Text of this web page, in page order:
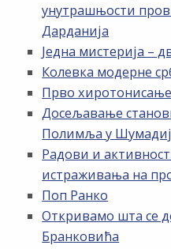
унутрашњости
Дарданија
Једна мистерија –
Колевка модерне
Прво хиротонисање
Досељавање
Полимља у
Радови и
истраживања на
Поп Ранко
Откривамо шта се
Бранковића